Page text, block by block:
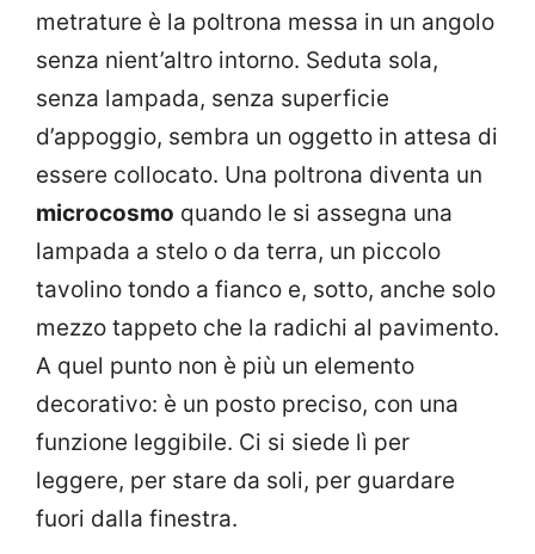
metrature è la poltrona messa in un angolo
senza nient’altro intorno. Seduta sola,
senza lampada, senza superficie
d’appoggio, sembra un oggetto in attesa di
essere collocato. Una poltrona diventa un
microcosmo quando le si assegna una
lampada a stelo o da terra, un piccolo
tavolino tondo a fianco e, sotto, anche solo
mezzo tappeto che la radichi al pavimento.
A quel punto non è più un elemento
decorativo: è un posto preciso, con una
funzione leggibile. Ci si siede lì per
leggere, per stare da soli, per guardare
fuori dalla finestra.